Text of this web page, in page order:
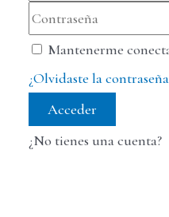
Mantenerme
¿Olvidaste la
Acceder
¿No tienes una cuenta?